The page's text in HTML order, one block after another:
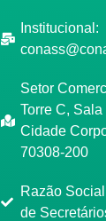
Institucional:
Setor
Torre C,
Cidade
70308-200
Razão
de